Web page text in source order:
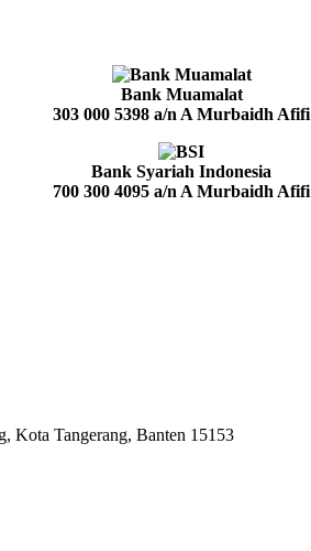
Bank Muamalat
303 000 5398 a/n A Murbaidh Afifi
Bank Syariah Indonesia
700 300 4095 a/n A Murbaidh Afifi
Kota Tangerang, Banten 15153